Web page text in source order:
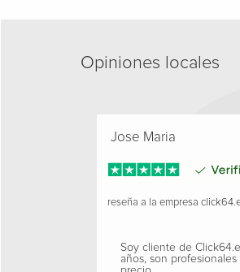
Opiniones locales
Jose Maria
reseña a la empresa
Soy cliente de
años, son